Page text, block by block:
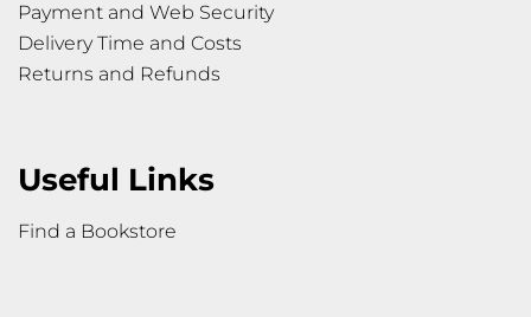
Payment and Web Security
Delivery Time and Costs
Returns and Refunds
Useful Links
Find a Bookstore